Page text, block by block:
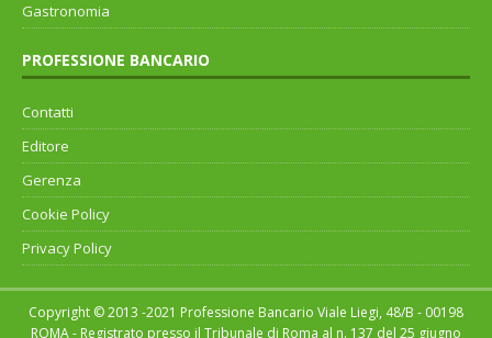
Gastronomia
PROFESSIONE BANCARIO
Contatti
Editore
Gerenza
Cookie Policy
Privacy Policy
Copyright © 2013 -2021 Professione Bancario Viale Liegi, 48/B - 00198
ROMA - Registrato presso il Tribunale di Roma al n. 137 del 25 giugno